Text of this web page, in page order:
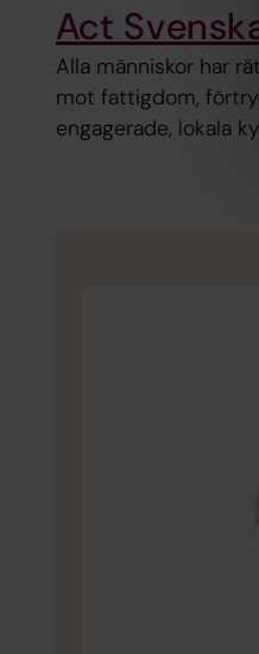
Act
Alla människor har
mot fattigdom,
engagerade, lokala